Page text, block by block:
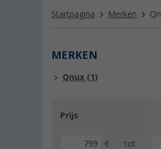
Startpagina Merken
MERKEN
Qnux (1)
Prijs
€ tot